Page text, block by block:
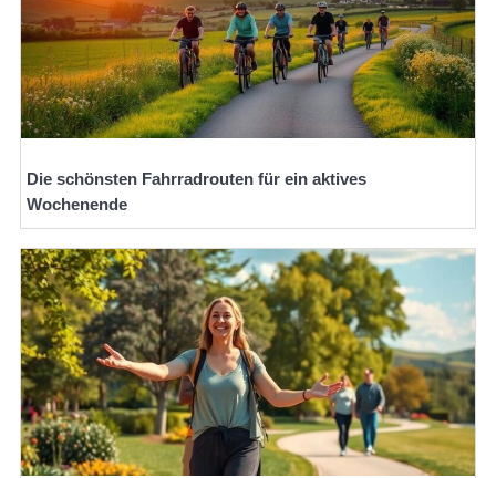
Die schönsten Fahrradrouten für ein aktives
Wochenende